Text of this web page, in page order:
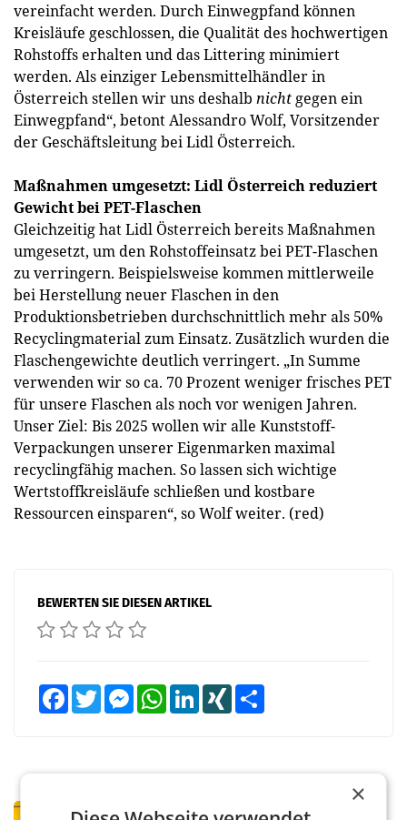
vereinfacht werden. Durch Einwegpfand können
Kreisläufe geschlossen, die Qualität des hochwertigen
Rohstoffs erhalten und das Littering minimiert
werden. Als einziger Lebensmittelhändler in
Österreich stellen wir uns deshalb nichtgegen ein
Einwegpfand“, betont Alessandro Wolf, Vorsitzender
der Geschäftsleitung bei Lidl Österreich.
Maßnahmen umgesetzt: Lidl Österreich reduziert
Gewicht bei PET-Flaschen
Gleichzeitig hat Lidl Österreich bereits Maßnahmen
umgesetzt, um den Rohstoffeinsatz bei PET-Flaschen
zu verringern. Beispielsweise kommen mittlerweile
bei Herstellung neuer Flaschen in den
Produktionsbetrieben durchschnittlich mehr als 50%
Recyclingmaterial zum Einsatz. Zusätzlich wurden die
Flaschengewichte deutlich verringert. „In Summe
verwenden wir so ca. 70 Prozent weniger frisches PET
für unsere Flaschen als noch vor wenigen Jahren.
Unser Ziel: Bis 2025 wollen wir alle Kunststoff-
Verpackungen unserer Eigenmarken maximal
recyclingfähig machen. So lassen sich wichtige
Wertstoffkreisläufe schließen und kostbare
Ressourcen einsparen“, so Wolf weiter. (red)
BEWERTEN SIE DIESEN ARTIKEL
FacebookTwitter MessengerWhatsAppLinkedInXING
PRIMENEWS
×